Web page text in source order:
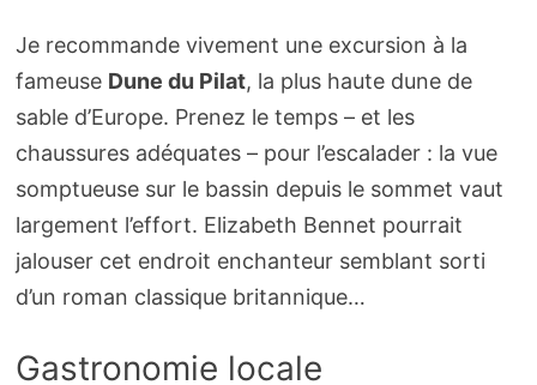
Je recommande vivement une excursion à la
fameuse Dune du Pilat, la plus haute dune de
sable d’Europe. Prenez le temps – et les
chaussures adéquates – pour l’escalader : la vue
somptueuse sur le bassin depuis le sommet vaut
largement l’effort. Elizabeth Bennet pourrait
jalouser cet endroit enchanteur semblant sorti
d’un roman classique britannique…
Gastronomie locale